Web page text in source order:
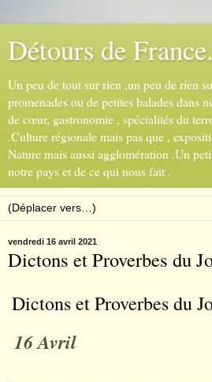
Détours de France.
Un peu de tout sur rien ,un peu de rien
promenades ou de petites balades dans
de cœur, gastronomie , spécialités du
.Culture régionale mais pas que ,
Nature mais aussi agglomération .Un
notre pays et de ce qui nous fait .
vendredi 16 avril 2021
Dictons et Proverbes du
Dictons et Proverbes du
16 Avril